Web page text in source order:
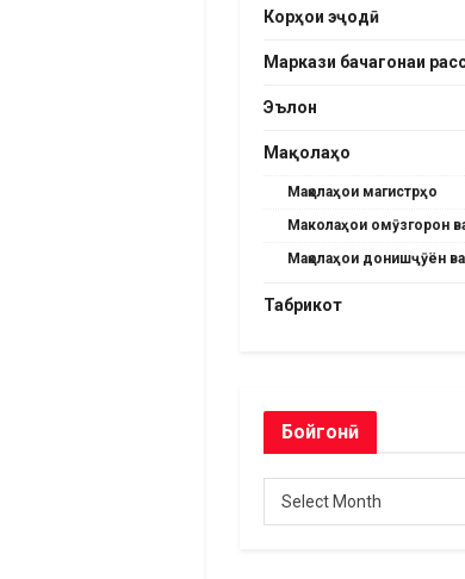
Корҳои эҷодӣ
Маркази бачагонаи
Эълон
Мақолаҳо
Мақолаҳои магистрҳо
Маколаҳои омӯзгорон
Мақолаҳои донишҷӯён
Табрикот
Бойгонӣ
Select Month